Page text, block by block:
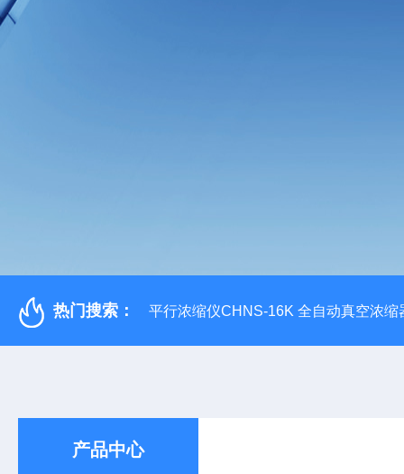
热门搜索： 平行浓缩仪CHNS-16K 全自动真空浓缩
产品中心